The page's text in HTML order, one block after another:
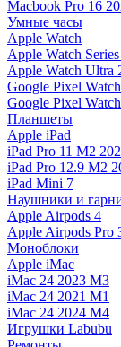
Macbook Pro 16
Умные часы
Apple Watch
Apple Watch
Apple Watch Ultra
Google Pixel Watch
Google Pixel
Планшеты
Apple iPad
iPad Pro 11 M2
iPad Pro 12.9 M2
iPad Mini 7
Наушники и
Apple Airpods 4
Apple Airpods Pro
Моноблоки
Apple iMac
iMac 24 2023 M3
iMac 24 2021 M1
iMac 24 2024 M4
Игрушки Labubu